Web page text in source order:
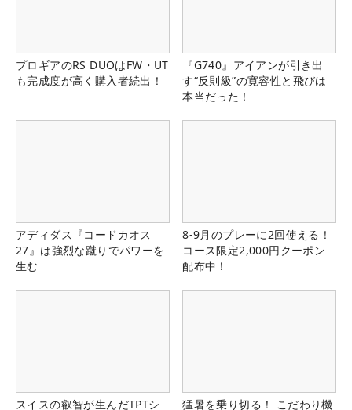
プロギアのRS DUOはFW・UT
も完成度が高く購入者続出！
『G740』アイアンが引き出
す“反則級”の寛容性と飛びは
本当だった！
アディダス『コードカオス
27』は強烈な蹴りでパワーを
生む
8-9月のプレーに2回使える！
コース限定2,000円クーポン
配布中！
スイスの叡智が生んだTPTシ
猛暑を乗り切る！ こだわり機